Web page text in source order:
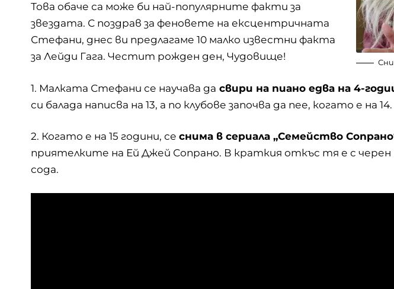
Това обаче са може би най-популярните факти за
звездата. С поздрав за феновете на ексцентричната
Стефани, днес ви предлагаме 10 малко известни факта
за Лейди Гага. Честит рожден ден, Чудовище!
1. Малката Стефани се научава да свири на пиано едва на 4-
си балада написва на 13, а по клубове започва да пее, когато е на 14.
2. Когато е на 15 години, се снима в сериала „Семейство
приятелките на Ей Джей Сопрано. В краткия откъс тя е с черен
сода.